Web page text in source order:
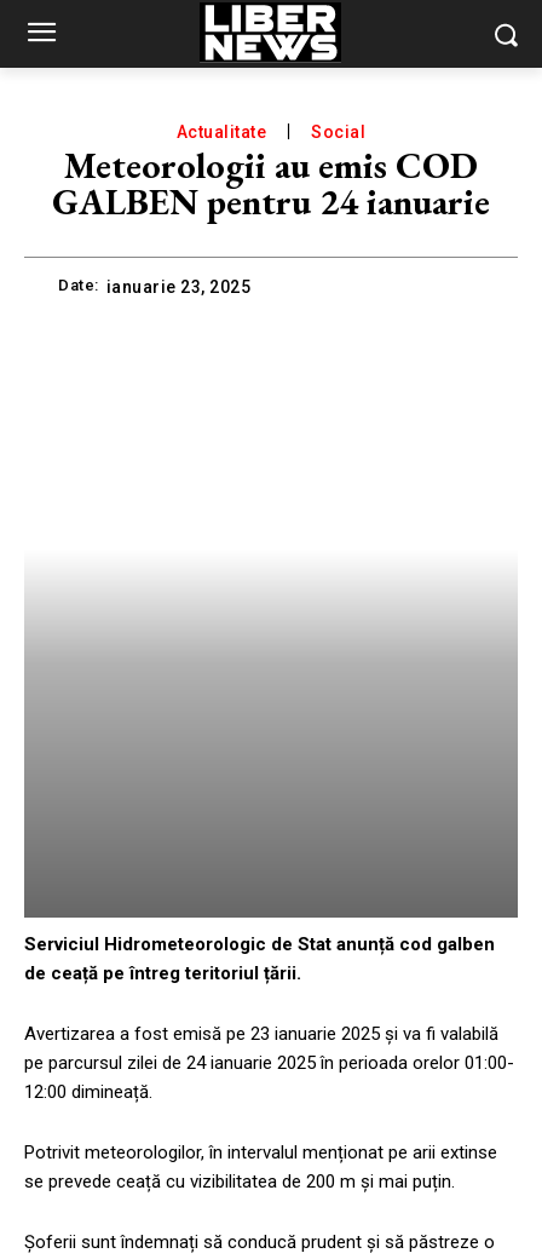
Actualitate Social
Meteorologii au emis COD
GALBEN pentru 24 ianuarie
Date: ianuarie 23, 2025
Serviciul Hidrometeorologic de Stat anunță cod galben
de ceață pe întreg teritoriul țării.
Avertizarea a fost emisă pe 23 ianuarie 2025 și va fi valabilă
pe parcursul zilei de 24 ianuarie 2025 în perioada orelor 01:00-
12:00 dimineață.
Potrivit meteorologilor, în intervalul menționat pe arii extinse
se prevede ceață cu vizibilitatea de 200 m și mai puțin.
Șoferii sunt îndemnați să conducă prudent și să păstreze o